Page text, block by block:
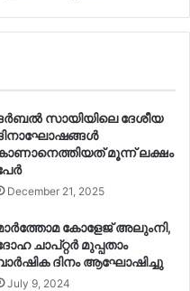
സായിയിലെ ദേശീയ
മൂന്ന് ലക്ഷം
December 21, 2025
കോളേജ് അലുംനി,
ചാപ്റ്റര്‍ മുപ്പതാം
ദിനം ആഘോഷിച്ചു
July 9, 2024